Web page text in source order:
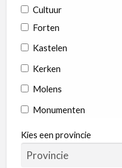
Cultuur
Forten
Kastelen
Kerken
Molens
Monumenten
Rondvaart
Dieren & Natuur
Kies een provincie